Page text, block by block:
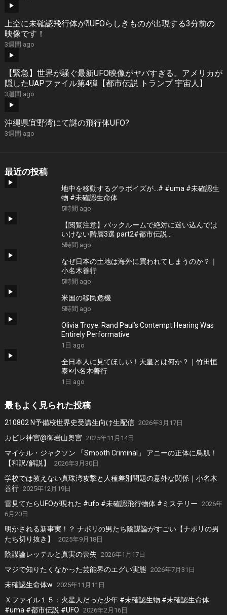
上空に未確認飛行体が⁈UFOらしきものが出現する3分前の
映像です！
3週間 ago
【緊急】世界が騒ぐ最新UFO映像がヤバすぎる。アメリカが
隠したUAPファイル第4弾【都市伝説 トランプ 宇宙人】
3週間 ago
沖縄県宜野湾にて謎の飛行体UFO?
3週間 ago
最近の投稿
地中を移動するグラボイズが…# #uma #未確認生
物 #未確認生命体
5時間 ago
【閲覧注意】バックルームで絶対に迷い込んでは
いけない階層3選 part2#都市伝説
#thebackroomsfoundfootage #ホラー
5時間 ago
なぜ日本の土地は海外に買われてしまうのか？｜
小名木善行
5時間 ago
米国の移民危機
5時間 ago
Olivia Troye: Rand Paul’s Contempt Hearing Was
Entirely Performative
1日 ago
全日本人に見てほしい！天皇とは何か？｜竹田恒
泰×小名木善行
1日 ago
最もよく見られた投稿
210802 N予備校世界史受講生向け生配信 2026年3月17日
カビレ神宮@御岩山奥宮 2025年11月14日
マイケル・ジャクソン 「Smooth Criminal」 アニーの正体に鳥肌！
【和訳/解説】
2026年3月30日
学校では教えない真珠湾攻撃と人種差別問題の意外な関係｜小名木
善行 2025年12月19日
雷見てたらUFOが現れた #ufo #未確認飛行物体 #ミステリー 2026年
6月20日
明かされる新事実！？ ナポリの男たち陰謀論がすごい【ナポリの男
たち切り抜き】
2025年9月18日
陰謀論レッテルと真実の喪失 2026年1月17日
マジで知りたくなかった芸能界のエグい実態 2026年7月31日
未確認生命体w 2025年11月11日
Ｘファイル１５：火星人だった少年 #未確認生物 #未確認生命体
#uma #都市伝説 #UFO 2026年2月16日